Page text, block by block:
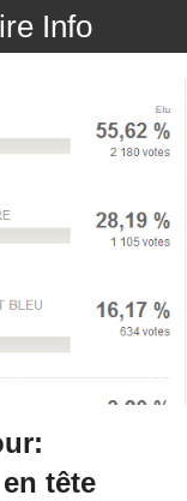
Info
tête